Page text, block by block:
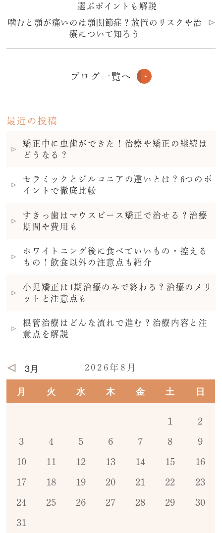
選ぶポイントも解説
噛むと顎が痛いのは顎関節症？放置のリスクや治
療について知ろう
ブログ一覧へ
最近の投稿
矯正中に虫歯ができた！治療や矯正の継続は
どうなる？
セラミックとジルコニアの違いとは？6つのポ
イントで徹底比較
すきっ歯はマウスピース矯正で治せる？治療
期間や費用も
ホワイトニング後に食べていいもの・控える
もの！飲食以外の注意点も紹介
小児矯正は1期治療のみで終わる？治療のメリ
ットと注意点も
根管治療はどんな流れで進む？治療内容と注
意点を解説
2026年8月
月 火 水 木 金 土 日
3月
1 2
3 4 5 6 7 8 9
10 11 12 13 14 15 16
17 18 19 20 21 22 23
24 25 26 27 28 29 30
31